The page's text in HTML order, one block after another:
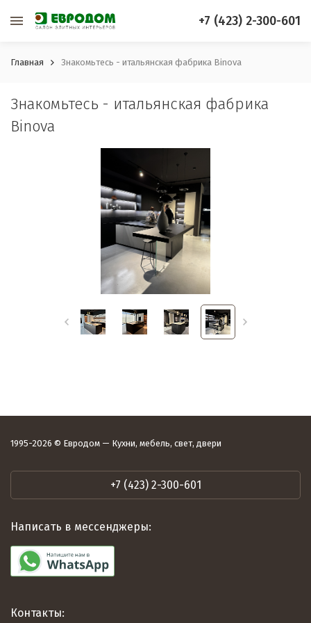
+7 (423) 2-300-601
Главная Знакомьтесь - итальянская фабрика Binova
Знакомьтесь - итальянская фабрика
Binova
1995-2026 © Евродом — Кухни, мебель, свет, двери
+7 (423) 2-300-601
Написать в мессенджеры:
Контакты: